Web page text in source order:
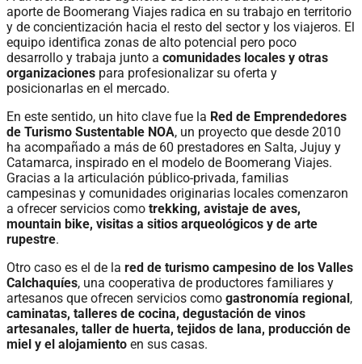
aporte de Boomerang Viajes radica en su trabajo en territorio
y de concientización hacia el resto del sector y los viajeros. El
equipo identifica zonas de alto potencial pero poco
desarrollo y trabaja junto a comunidades locales y otras
organizaciones para profesionalizar su oferta y
posicionarlas en el mercado.
En este sentido, un hito clave fue la Red de Emprendedores
de Turismo Sustentable NOA, un proyecto que desde 2010
ha acompañado a más de 60 prestadores en Salta, Jujuy y
Catamarca, inspirado en el modelo de Boomerang Viajes.
Gracias a la articulación público-privada, familias
campesinas y comunidades originarias locales comenzaron
a ofrecer servicios como trekking, avistaje de aves,
mountain bike, visitas a sitios arqueológicos y de arte
rupestre.
Otro caso es el de la red de turismo campesino de los Valles
Calchaquíes, una cooperativa de productores familiares y
artesanos que ofrecen servicios como gastronomía regional,
caminatas, talleres de cocina, degustación de vinos
artesanales, taller de huerta, tejidos de lana, producción de
miel y el alojamiento en sus casas.